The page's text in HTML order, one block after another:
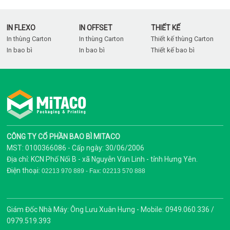
IN FLEXO
In thùng Carton
In bao bì
IN OFFSET
In thùng Carton
In bao bì
THIẾT KẾ
Thiết kế thùng Carton
Thiết kế bao bì
CÔNG TY CỔ PHẦN BAO BÌ MITACO
MST: 0100366086 - Cấp ngày: 30/06/2006
Địa chỉ: KCN Phố Nối B - xã Nguyễn Văn Linh - tỉnh Hưng Yên.
Điện thoại: 02213 970 889 - Fax: 02213 570 888
Giám Đốc Nhà Máy: Ông Lưu Xuân Hưng - Mobile: 0949.060.336 /
0979.519.393